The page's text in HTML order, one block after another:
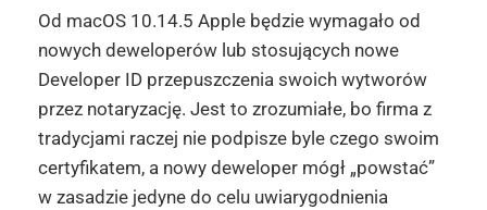
Od macOS 10.14.5 Apple będzie wymagało od
nowych deweloperów lub stosujących nowe
Developer ID przepuszczenia swoich wytworów
przez notaryzację. Jest to zrozumiałe, bo firma z
tradycjami raczej nie podpisze byle czego swoim
certyfikatem, a nowy deweloper mógł „powstać”
w zasadzie jedyne do celu uwiarygodnienia